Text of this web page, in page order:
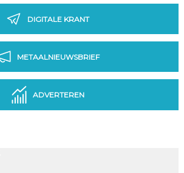
DIGITALE KRANT
METAALNIEUWSBRIEF
ADVERTEREN